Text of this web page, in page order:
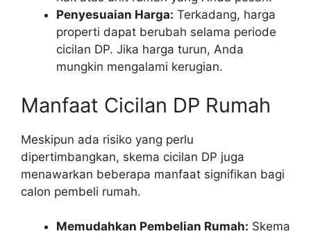
Penyesuaian Harga: Terkadang, harga
properti dapat berubah selama periode
cicilan DP. Jika harga turun, Anda
mungkin mengalami kerugian.
Manfaat Cicilan DP Rumah
Meskipun ada risiko yang perlu
dipertimbangkan, skema cicilan DP juga
menawarkan beberapa manfaat signifikan bagi
calon pembeli rumah.
Memudahkan Pembelian Rumah: Skema